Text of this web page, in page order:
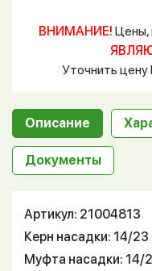
ВНИМАНИЕ! Цены,
Уточнить
Описание
Документы
Артикул: 21004813
Керн насадки: 14/
Муфта насадки: 14/